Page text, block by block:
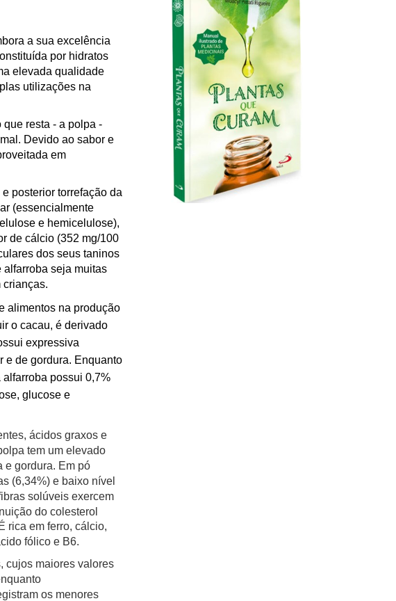
a sua excelência
por hidratos
elevada qualidade
utilizações na
resta - a polpa -
Devido ao sabor e
em
posterior torrefação da
(essencialmente
e hemicelulose),
de cálcio (352 mg/100
dos seus taninos
alfarroba seja muitas
crianças.
alimentos na produção
o cacau, é derivado
expressiva
e de gordura. Enquanto
possui 0,7%
glucose e
ácidos graxos e
tem um elevado
e gordura. Em pó
(6,34%) e baixo nível
solúveis exercem
do colesterol
É rica em ferro, cálcio,
fólico e B6.
cujos maiores valores
os menores